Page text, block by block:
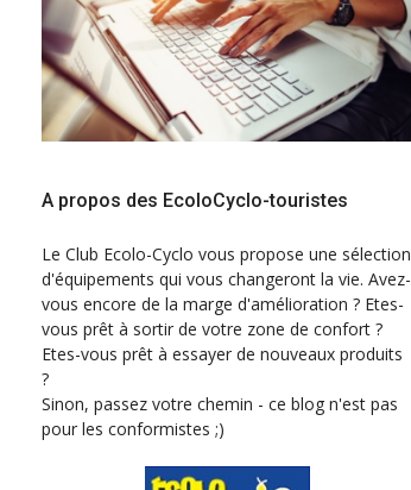
A propos des EcoloCyclo-touristes
Le Club Ecolo-Cyclo vous propose une sélection
d'équipements qui vous changeront la vie. Avez-
vous encore de la marge d'amélioration ? Etes-
vous prêt à sortir de votre zone de confort ?
Etes-vous prêt à essayer de nouveaux produits
?
Sinon, passez votre chemin - ce blog n'est pas
pour les conformistes ;)